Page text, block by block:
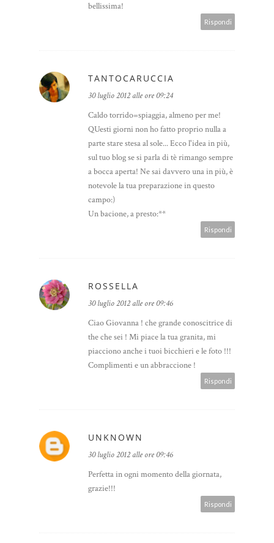
bellissima!
Rispondi
TANTOCARUCCIA
30 luglio 2012 alle ore 09:24
Caldo torrido=spiaggia, almeno per me!
QUesti giorni non ho fatto proprio nulla a
parte stare stesa al sole... Ecco l'idea in più,
sul tuo blog se si parla di tè rimango sempre
a bocca aperta! Ne sai davvero una in più, è
notevole la tua preparazione in questo
campo:)
Un bacione, a presto:**
Rispondi
ROSSELLA
30 luglio 2012 alle ore 09:46
Ciao Giovanna ! che grande conoscitrice di
the che sei ! Mi piace la tua granita, mi
piacciono anche i tuoi bicchieri e le foto !!!
Complimenti e un abbraccione !
Rispondi
UNKNOWN
30 luglio 2012 alle ore 09:46
Perfetta in ogni momento della giornata,
grazie!!!
Rispondi